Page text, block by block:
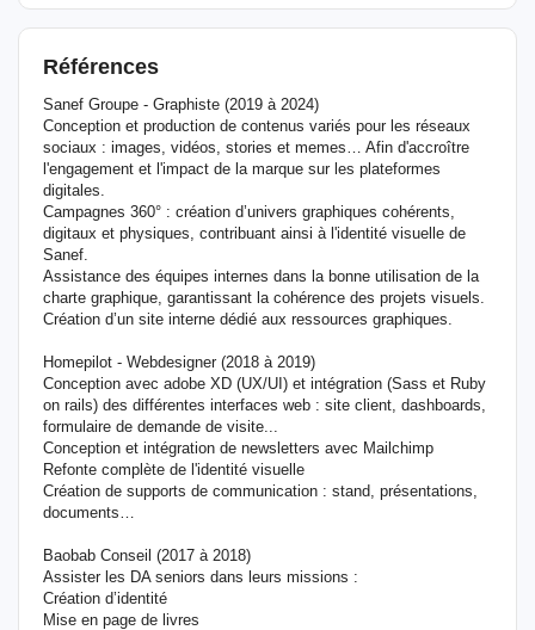
Références
Sanef Groupe - Graphiste (2019 à 2024)
Conception et production de contenus variés pour les réseaux
sociaux : images, vidéos, stories et memes… Afin d'accroître
l'engagement et l'impact de la marque sur les plateformes
digitales.
Campagnes 360° : création d’univers graphiques cohérents,
digitaux et physiques, contribuant ainsi à l'identité visuelle de
Sanef.
Assistance des équipes internes dans la bonne utilisation de la
charte graphique, garantissant la cohérence des projets visuels.
Création d’un site interne dédié aux ressources graphiques.
Homepilot - Webdesigner (2018 à 2019)
Conception avec adobe XD (UX/UI) et intégration (Sass et Ruby
on rails) des différentes interfaces web : site client, dashboards,
formulaire de demande de visite...
Conception et intégration de newsletters avec Mailchimp
Refonte complète de l'identité visuelle
Création de supports de communication : stand, présentations,
documents…
Baobab Conseil (2017 à 2018)
Assister les DA seniors dans leurs missions :
Création d’identité
Mise en page de livres